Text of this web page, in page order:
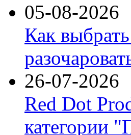
05-08-2026
Как
26-07-2026
Red Dot
категории